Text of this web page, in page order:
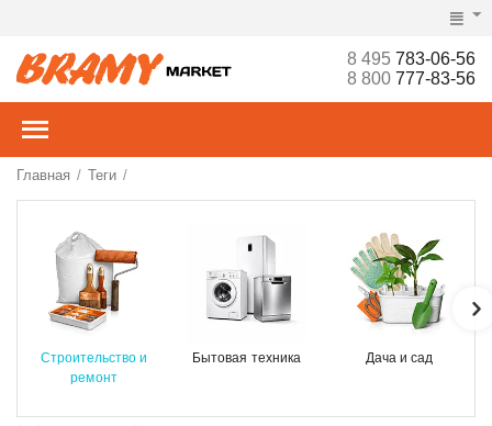
8 495783-06-56
8 800777-83-56
Главная / Теги /
Строительство и
ремонт
Бытовая техника Дача и сад